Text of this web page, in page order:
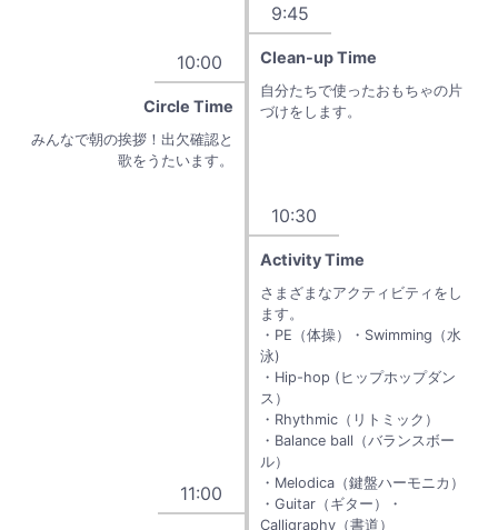
10:00
Circle Time
みんなで朝の挨拶！出欠確認と
歌をうたいます。
11:00
9:45
Clean-up Time
自分たちで使ったおもちゃの片
づけをします。
10:30
Activity Time
さまざまなアクティビティをし
ます。
・PE（体操）・Swimming（水
泳)
・Hip-hop (ヒップホップダン
ス）
・Rhythmic（リトミック）
・Balance ball（バランスボー
ル）
・Melodica（鍵盤ハーモニカ）
・Guitar（ギター）・
Calligraphy（書道）